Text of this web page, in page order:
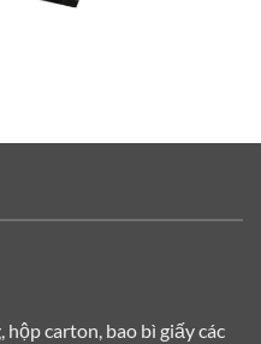
carton, bao bì giấy các